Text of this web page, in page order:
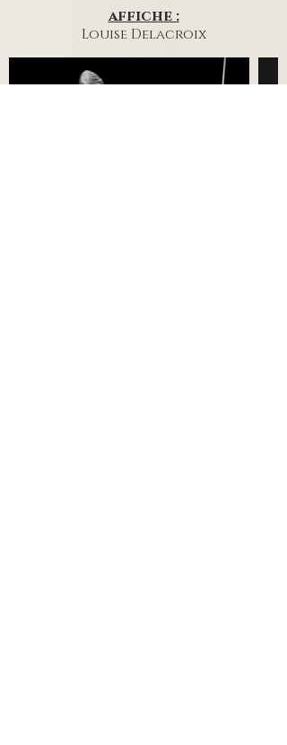
affiche :
Louise Delacroix